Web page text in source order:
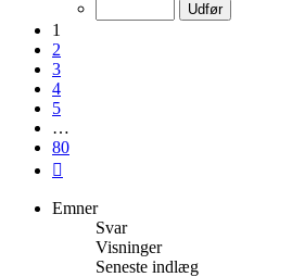
1
2
3
4
5
…
80
Emner
Svar
Visninger
Seneste indlæg